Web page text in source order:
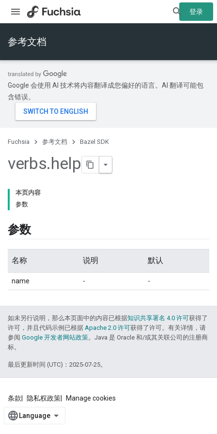
登录
参考文档
Google 会使用 AI 技术将内容翻译成您偏好的语言。AI 翻译可能包
含错误。
Fuchsia 参考文档 Bazel SDK
verbs.help
本页内容
参数
参数
名称 说明 默认
name - -
如未另行说明，那么本页面中的内容已根据知识共享署名 4.0 许可获得了
许可，并且代码示例已根据 Apache 2.0 许可获得了许可。有关详情，请
参阅 Google 开发者网站政策。Java 是 Oracle 和/或其关联公司的注册商
标。
最后更新时间 (UTC)：2025-07-25。
条款 隐私权政策 Manage cookies